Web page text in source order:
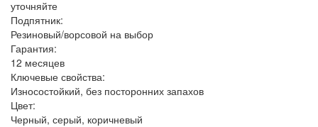
уточняйте
Подпятник:
Резиновый/ворсовой на выбор
Гарантия:
12 месяцев
Ключевые свойства:
Износостойкий, без посторонних запахов
Цвет:
Черный, серый, коричневый